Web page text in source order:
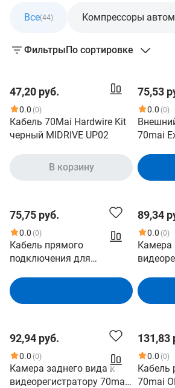
Все(44) Компрессоры
ФильтрыПо сортировке
47,20 руб.
0.0 (0)
Кабель 70Mai Hardwire Kit
черный MIDRIVE UP02
В корзину
75,53
0.0 (0)
70mai
и
75,75 руб.
0.0 (0)
Кабель прямого
подключения для
Hardwire Kit Midrive UP03
Совместим с
напряжение: DC 12-30V.
Защита от низкого
напряжения: 11.6V/22.8V.
Выходное
89,34
0.0 (0)
Камера
92,94 руб.
0.0 (0)
Камера заднего вида к
видеорегистратору 70mai
131,83
0.0 (0)
Кабель
70mai